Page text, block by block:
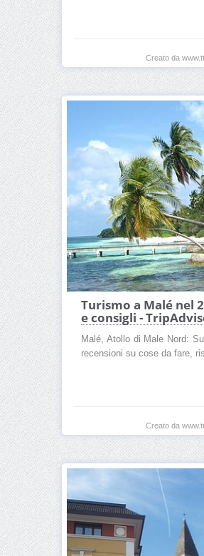
Creato da
Turismo a Malé nel
e consigli -
Malé, Atollo di Male Nord:
recensioni su cose da fare,
Creato da